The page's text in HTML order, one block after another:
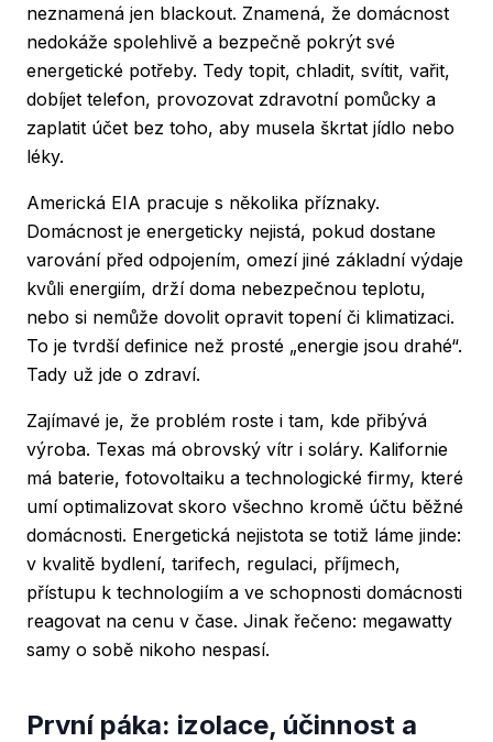
neznamená jen blackout. Znamená, že domácnost
nedokáže spolehlivě a bezpečně pokrýt své
energetické potřeby. Tedy topit, chladit, svítit, vařit,
dobíjet telefon, provozovat zdravotní pomůcky a
zaplatit účet bez toho, aby musela škrtat jídlo nebo
léky.
Americká EIA pracuje s několika příznaky.
Domácnost je energeticky nejistá, pokud dostane
varování před odpojením, omezí jiné základní výdaje
kvůli energiím, drží doma nebezpečnou teplotu,
nebo si nemůže dovolit opravit topení či klimatizaci.
To je tvrdší definice než prosté „energie jsou drahé“.
Tady už jde o zdraví.
Zajímavé je, že problém roste i tam, kde přibývá
výroba. Texas má obrovský vítr i soláry. Kalifornie
má baterie, fotovoltaiku a technologické firmy, které
umí optimalizovat skoro všechno kromě účtu běžné
domácnosti. Energetická nejistota se totiž láme jinde:
v kvalitě bydlení, tarifech, regulaci, příjmech,
přístupu k technologiím a ve schopnosti domácnosti
reagovat na cenu v čase. Jinak řečeno: megawatty
samy o sobě nikoho nespasí.
První páka: izolace, účinnost a